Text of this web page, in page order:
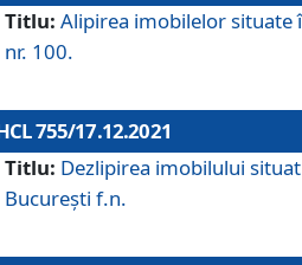
Titlu: Alipirea imobilelor situate
nr. 100.
755/17.12.2021
Titlu: Dezlipirea imobilului
București f.n.